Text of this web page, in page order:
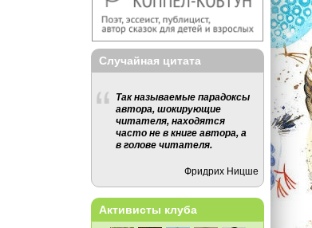
Случайная цитата
Так называемые парадоксы
автора, шокирующие
читателя, находятся
часто не в книге автора, а
в голове читателя.
Фридрих Ницше
Активисты клуба